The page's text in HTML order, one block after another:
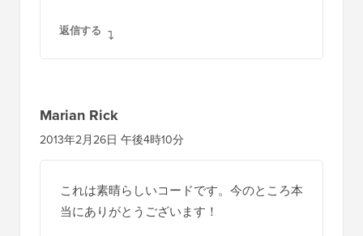
返信する
Marian Rick
2013年2月26日 午後4時10分
これは素晴らしいコードです。今のところ本
当にありがとうございます！